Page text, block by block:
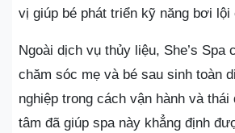
vị giúp bé phát triển kỹ năng bơi
Ngoài dịch vụ thủy liệu, She’s Spa
chăm sóc mẹ và bé sau sinh toàn
nghiệp trong cách vận hành và thái
tâm đã giúp spa này khẳng định